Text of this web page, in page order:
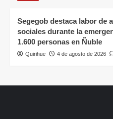
Segegob destaca labor de
sociales durante la
1.600 personas en Ñuble
Quirihue 4 de agosto de 2026